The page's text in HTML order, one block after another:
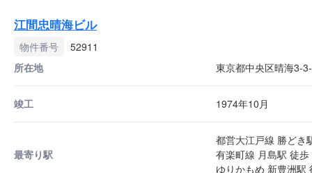
江間忠晴海ビル
物件番号
52911
所在地
東京都中央区晴海3-
竣工 1974年10月
最寄り駅
都営大江戸線 勝どき
有楽町線 月島駅 徒
ゆりかもめ 新豊洲駅